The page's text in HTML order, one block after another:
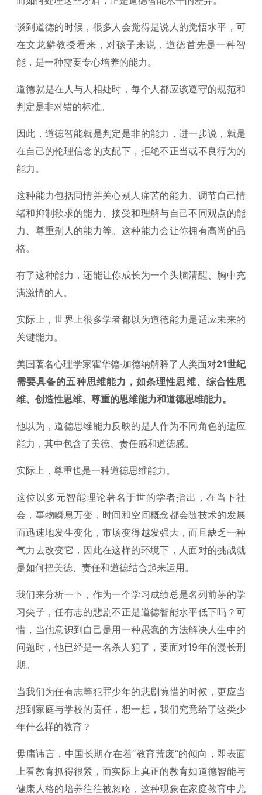
谈到道德的时候，很多人会觉得是说人的觉悟水平，可
在文龙鳞教授看来，对孩子来说，道德首先是一种智
能，是一种需要专心培养的能力。
道德就是在人与人相处时，每个人都应该遵守的规范和
判定是非对错的标准。
因此，道德智能就是判定是非的能力，进一步说，就是
在自己的伦理信念的支配下，拒绝不正当或不良行为的
能力。
这种能力包括同情并关心别人痛苦的能力、调节自己情
绪和抑制欲求的能力、接受和理解与自己不同观点的能
力、尊重别人的能力等。这种能力会让你拥有高尚的品
格。
有了这种能力，还能让你成长为一个头脑清醒、胸中充
满激情的人。
实际上，世界上很多学者都以为道德能力是适应未来的
关键能力。
美国著名心理学家霍华德·加德纳解释了人类面对21世纪
需要具备的五种思维能力，如条理性思维、综合性思
维、创造性思维、尊重的思维能力和道德思维能力。
他以为，道德思维能力反映的是人作为不同角色的适应
能力，其中包含了美德、责任感和道德感。
实际上，尊重也是一种道德思维能力。
这位以多元智能理论著名于世的学者指出，在当下社
会，事物瞬息万变，时间和空间概念都会随技术的发展
而迅速地发生变化，市场变得越发强大，而且缺乏一种
气力去改变它，因此在这样的环境下，人面对的挑战就
是如何把美德、责任和道德结合起来运用。
我们来分析一下，作为一个学习成绩总是名列前茅的学
习尖子，任有志的悲剧不正是道德智能水平低下吗？可
惜，当他意识到自己是用一种愚蠢的方法解决人生中的
问题时，他已经是一名杀人犯了，要面对19年的漫长刑
期。
当我们为任有志等犯罪少年的悲剧惋惜的时候，更应当
想到家庭与学校的责任，想一想，我们究竟给了这类少
年什么样的教育？
毋庸讳言，中国长期存在着“教育荒废”的倾向，即表面
上看教育抓得很紧，而实际上真正的教育如道德智能与
健康人格的培养往往被忽略，这种现象在家庭教育中尤